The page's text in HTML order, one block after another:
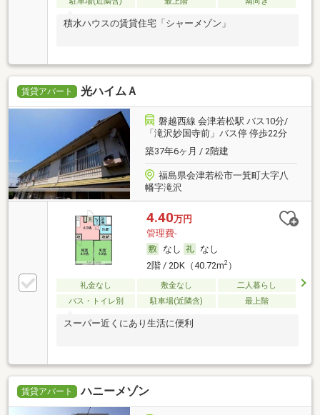
積水ハウスの賃貸住宅「シャーメゾン」
賃貸アパート 光ハイムＡ
磐越西線 会津若松駅 バス10分/
「滝沢妙国寺前」バス停 停歩22分
築37年6ヶ月 / 2階建
福島県会津若松市一箕町大字八
幡字滝沢
4.40万円
管理費-
なし
なし
2階 / 2DK（40.72m2）
礼金なし 敷金なし
二人暮らし
バス・トイレ別
駐車場(近隣含) 最上階
スーパー近くにあり生活に便利
賃貸アパート ハニーメゾン